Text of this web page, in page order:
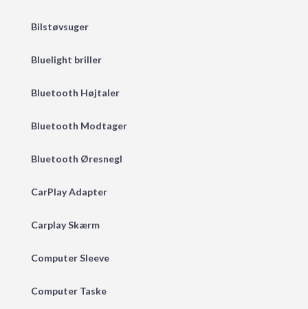
Bilstøvsuger
Bluelight briller
Bluetooth Højtaler
Bluetooth Modtager
Bluetooth Øresnegl
CarPlay Adapter
Carplay Skærm
Computer Sleeve
Computer Taske